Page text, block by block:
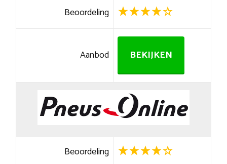
Beoordeling
Aanbod BEKIJKEN
Beoordeling